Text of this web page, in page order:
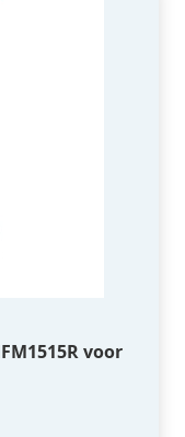
voor